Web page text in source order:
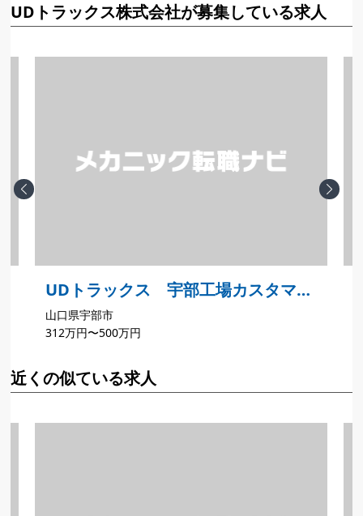
UDトラックス株式会社が募集している求人
Previous
UDトラックス 宇部工場カスタマー
センター
山口県宇部市
312万円〜500万円
Next
近くの似ている求人